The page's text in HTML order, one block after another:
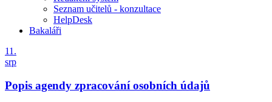
Seznam učitelů - konzultace
HelpDesk
Bakaláři
11.
srp
Popis agendy zpracování osobních údajů